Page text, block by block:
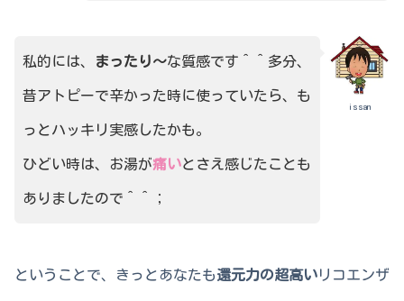
issan
私的には、 まったり～な質感です＾＾多分、
昔アトピーで辛かった時に使っていたら、も
っとハッキリ実感したかも。
ひどい時は、お湯が痛いとさえ感じたことも
ありましたので＾＾；
ということで、きっとあなたも還元力の超高いリコエンザ